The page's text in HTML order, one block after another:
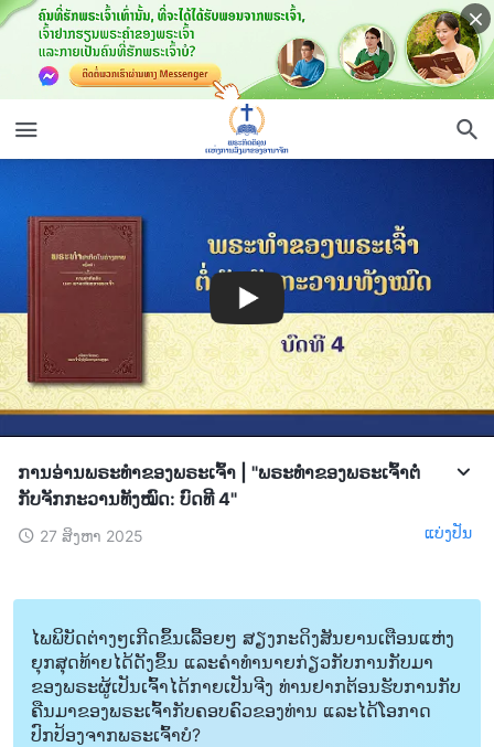
ການອ່ານພຣະທຳຂອງພຣະເຈົ້າ | "ພຣະທຳຂອງພຣະເຈົ້າຕໍ່
ກັບຈັກກະວານທັງໝົດ: ບົດທີ 4"
27 ສິງຫາ 2025 ແບ່ງປັນ
ໄພພິບັດຕ່າງໆເກີດຂຶ້ນເລື້ອຍໆ ສຽງກະດິງສັນຍານເຕືອນແຫ່ງ
ຍຸກສຸດທ້າຍໄດ້ດັງຂຶ້ນ ແລະຄໍາທໍານາຍກ່ຽວກັບການກັບມາ
ຂອງພຣະຜູ້ເປັນເຈົ້າໄດ້ກາຍເປັນຈີງ ທ່ານຢາກຕ້ອນຮັບການກັບ
ຄືນມາຂອງພຣະເຈົ້າກັບຄອບຄົວຂອງທ່ານ ແລະໄດ້ໂອກາດ
ປົກປ້ອງຈາກພຣະເຈົ້າບໍ?